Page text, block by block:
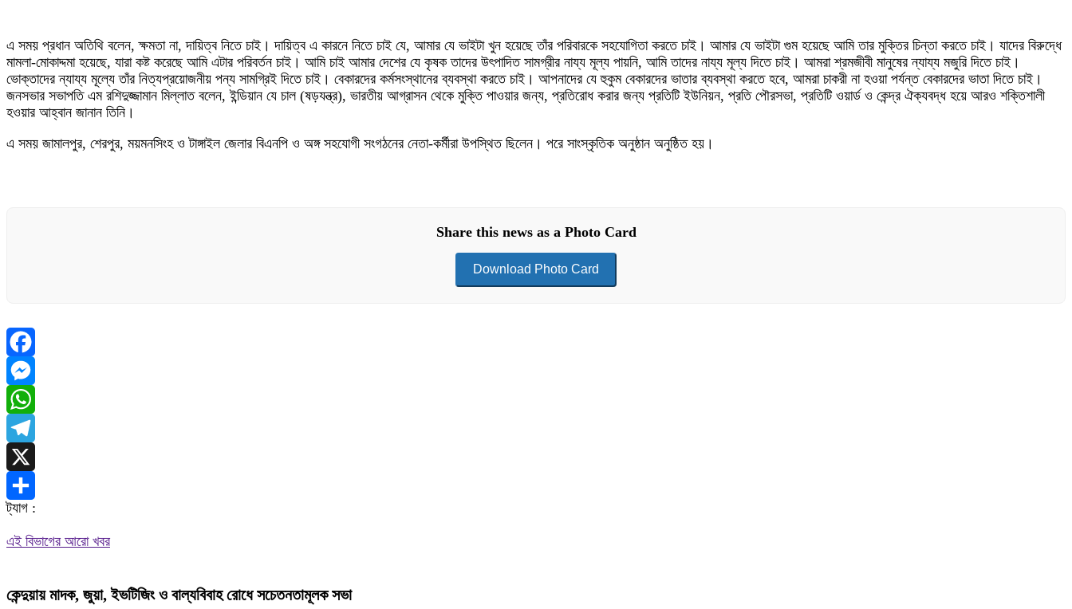
এ সময় প্রধান অতিথি বলেন, ক্ষমতা না, দায়িত্ব নিতে চাই। দায়িত্ব এ কারনে নিতে চাই যে, আমার যে ভাইটা খুন হয়েছে তাঁর পরিবারকে সহযোগিতা করতে চাই। আমার যে ভাইটা গুম হয়েছে আমি তার মুক্তির চিন্তা করতে চাই। যাদের বিরুদ্ধে
মামলা-মোকাদ্দমা হয়েছে, যারা কষ্ট করেছে আমি এটার পরিবর্তন চাই। আমি চাই আমার দেশের যে কৃষক তাদের উৎপাদিত সামগ্রীর নায্য মূল্য পায়নি, আমি তাদের নায্য মূল্য দিতে চাই। আমরা শ্রমজীবী মানুষের ন্যায্য মজুরি দিতে চাই।
ভোক্তাদের ন্যায্য মূল্যে তাঁর নিত্যপ্রয়োজনীয় পন্য সামগ্রিই দিতে চাই। বেকারদের কর্মসংস্থানের ব্যবস্থা করতে চাই। আপনাদের যে হুকুম বেকারদের ভাতার ব্যবস্থা করতে হবে, আমরা চাকরী না হওয়া পর্যন্ত বেকারদের ভাতা দিতে চাই।
জনসভার সভাপতি এম রশিদুজ্জামান মিল্লাত বলেন, ইন্ডিয়ান যে চাল (ষড়যন্ত্র), ভারতীয় আগ্রাসন থেকে মুক্তি পাওয়ার জন্য, প্রতিরোধ করার জন্য প্রতিটি ইউনিয়ন, প্রতি পৌরসভা, প্রতিটি ওয়ার্ড ও কেন্দ্র ঐক্যবদ্ধ হয়ে আরও শক্তিশালী
হওয়ার আহ্বান জানান তিনি।
এ সময় জামালপুর, শেরপুর, ময়মনসিংহ ও টাঙ্গাইল জেলার বিএনপি ও অঙ্গ সহযোগী সংগঠনের নেতা-কর্মীরা উপস্থিত ছিলেন। পরে সাংস্কৃতিক অনুষ্ঠান অনুষ্ঠিত হয়।
Share this news as a Photo Card
Download Photo Card
Facebook
Messenger
WhatsApp
Telegram
X
Share
ট্যাগ :
এই বিভাগের আরো খবর
কেন্দুয়ায় মাদক, জুয়া, ইভটিজিং ও বাল্যবিবাহ রোধে সচেতনতামূলক সভা